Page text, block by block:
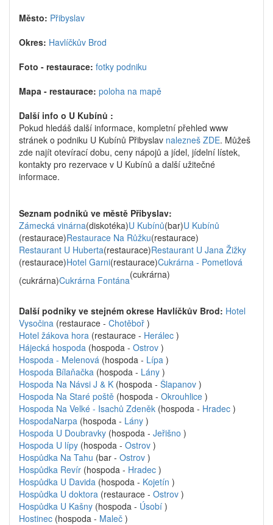
Město: Přibyslav
Okres: Havlíčkův Brod
Foto - restaurace: fotky podniku
Mapa - restaurace: poloha na mapě
Další info o U Kubínů :
Pokud hledáš další informace, kompletní přehled www
stránek o podniku U Kubínů Přibyslav nalezneš ZDE. Můžeš
zde najít otevírací dobu, ceny nápojů a jídel, jídelní lístek,
kontakty pro rezervace v U Kubínů a další užitečné
informace.
Seznam podniků ve městě Přibyslav:
Zámecká vinárna(diskotéka)U Kubínů(bar)U Kubínů
(restaurace)Restaurace Na Růžku(restaurace)
Restaurant U Huberta(restaurace)Restaurant U Jana Žižky
(restaurace)Hotel Garni(restaurace)Cukrárna - Pometlová
(cukrárna)Cukrárna Fontána(cukrárna)
Další podniky ve stejném okrese Havlíčkův Brod: Hotel
Vysočina (restaurace - Chotěboř )
Hotel žákova hora (restaurace - Herálec )
Hájecká hospoda (hospoda - Ostrov )
Hospoda - Melenová (hospoda - Lípa )
Hospoda Bílaňačka (hospoda - Lány )
Hospoda Na Návsi J & K (hospoda - Šlapanov )
Hospoda Na Staré poště (hospoda - Okrouhlice )
Hospoda Na Velké - Isachů Zdeněk (hospoda - Hradec )
HospodaNarpa (hospoda - Lány )
Hospoda U Doubravky (hospoda - Jeřišno )
Hospoda U lípy (hospoda - Ostrov )
Hospůdka Na Tahu (bar - Ostrov )
Hospůdka Revír (hospoda - Hradec )
Hospůdka U Davida (hospoda - Kojetín )
Hospůdka U doktora (restaurace - Ostrov )
Hospůdka U Kašny (hospoda - Úsobí )
Hostinec (hospoda - Maleč )